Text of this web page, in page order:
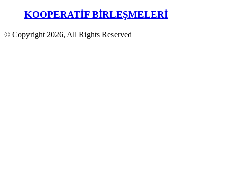
KOOPERATİF BİRLEŞMELERİ
© Copyright 2026, All Rights Reserved